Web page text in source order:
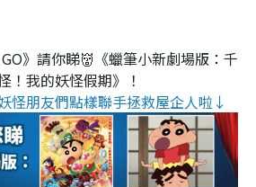
GO》請你睇👹《蠟筆小新劇場版：千
！我的妖怪假期》！
怪朋友們點樣聯手拯救屋企人啦↓